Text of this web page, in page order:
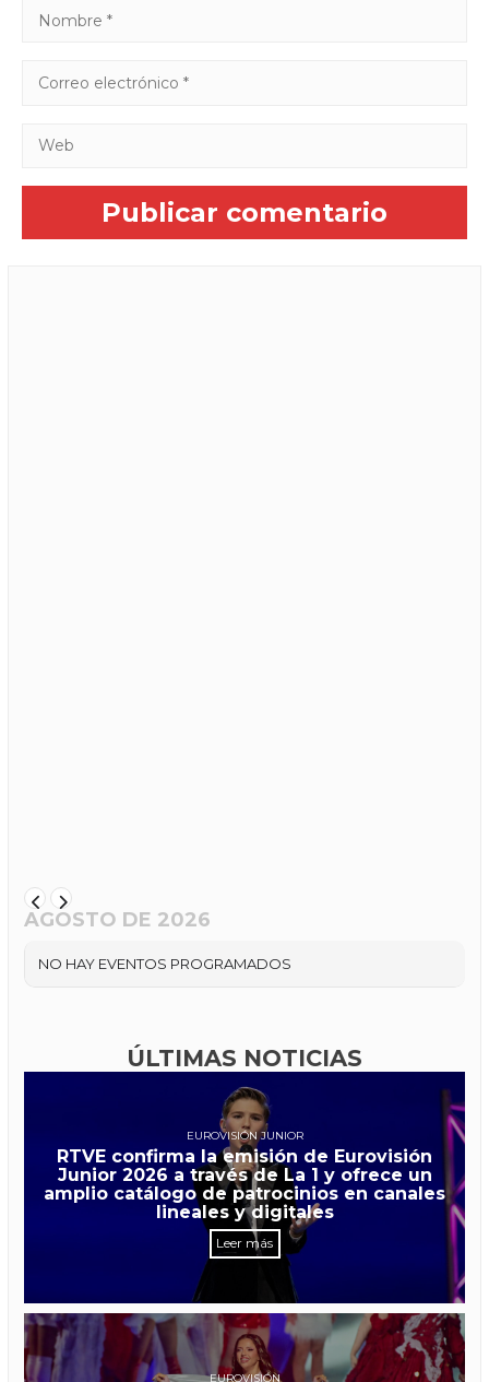
AGOSTO DE 2026
NO HAY EVENTOS PROGRAMADOS
ÚLTIMAS NOTICIAS
EUROVISIÓN JUNIOR
RTVE confirma la emisión de Eurovisión
Junior 2026 a través de La 1 y ofrece un
amplio catálogo de patrocinios en canales
lineales y digitales
Leer más
EUROVISIÓN